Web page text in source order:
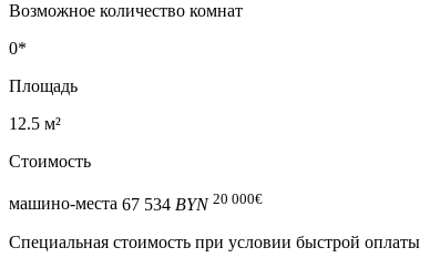
Возможное количество комнат
0*
Площадь
12.5 м²
Стоимость
машино-места 67 534 BYN 20 000€
Специальная cтоимость при условии быстрой оплаты